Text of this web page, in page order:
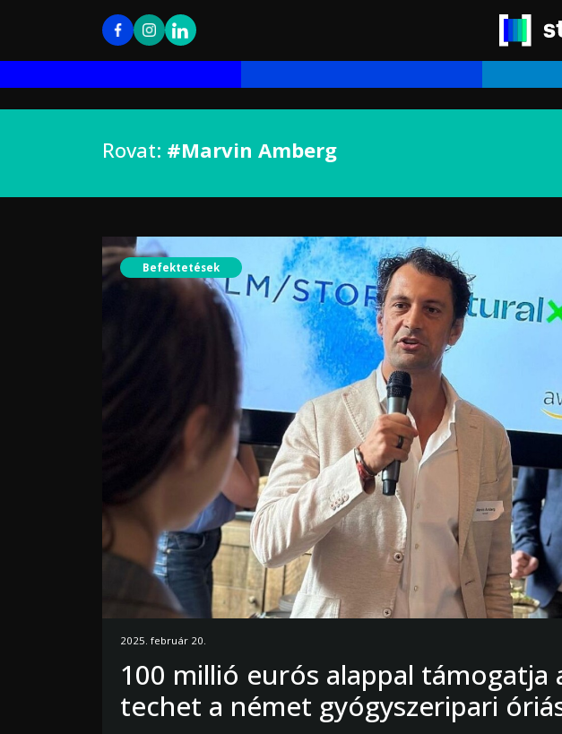
Rovat: #Marvin Amberg
Befektetések
2025. február 20.
100 millió eurós alappal támogatja
techet a német gyógyszeripari